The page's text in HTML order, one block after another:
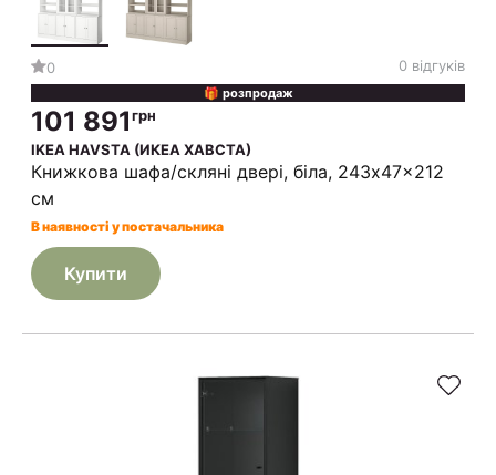
0 0 відгуків
🎁 розпродаж
101 891грн
IKEA HAVSTA (ИКЕА ХАВСТА)
Книжкова шафа/скляні двері, біла, 243x47x212
см
В наявності у постачальника
Купити